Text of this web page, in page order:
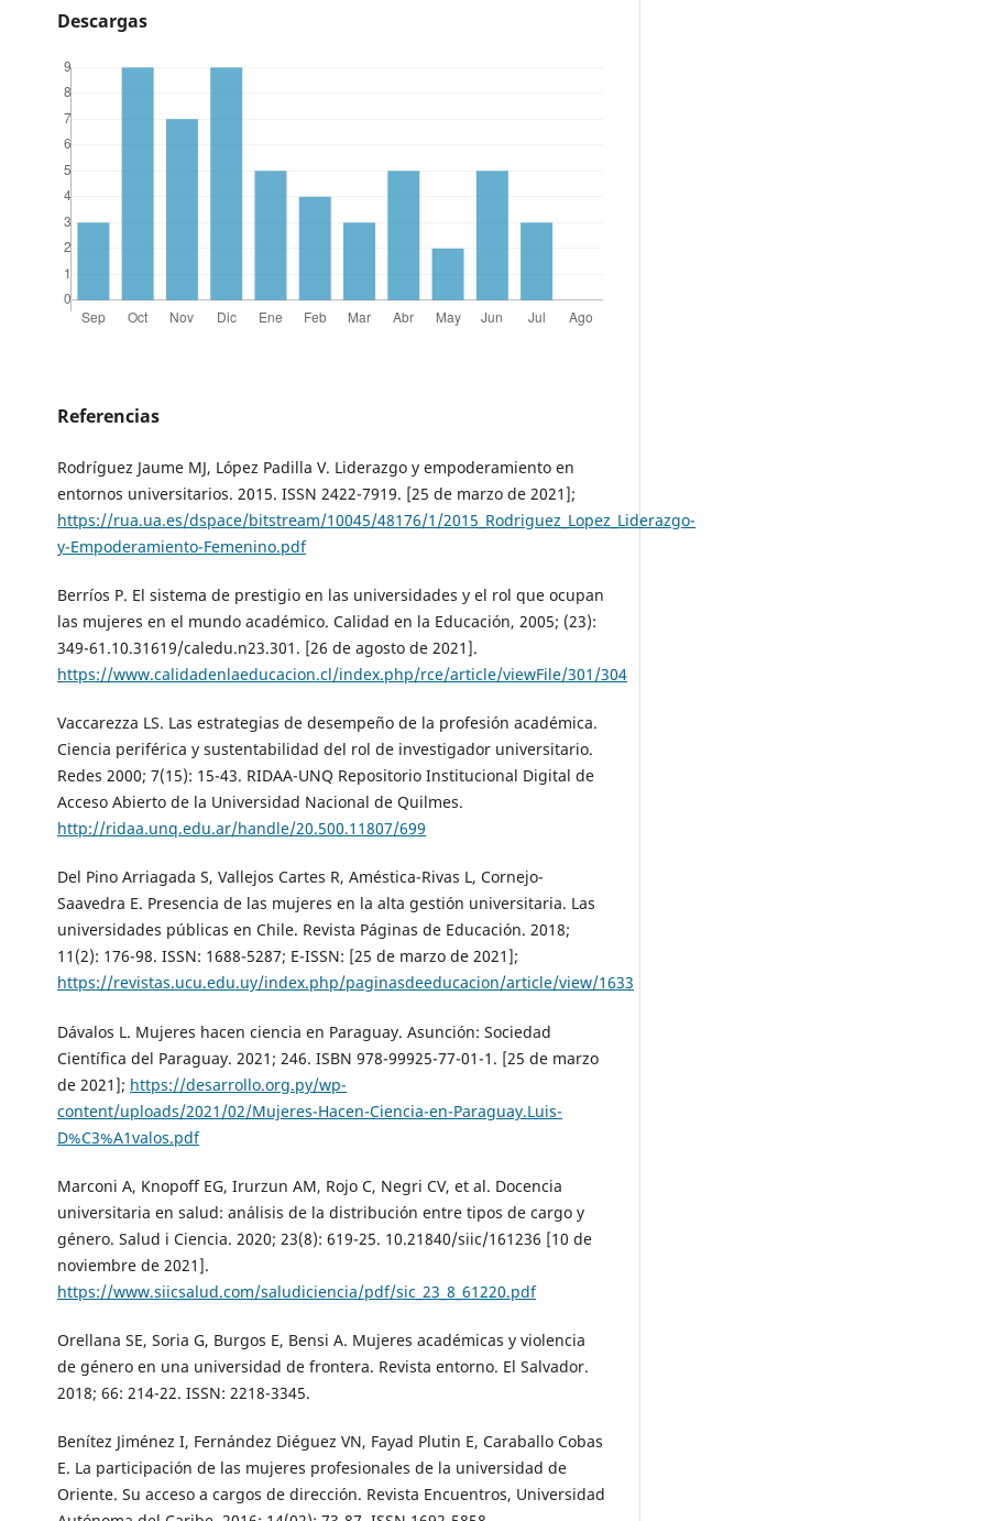
Descargas
Referencias
Rodríguez Jaume MJ, López Padilla V. Liderazgo y empoderamiento en
entornos universitarios. 2015. ISSN 2422-7919. [25 de marzo de 2021];
https://rua.ua.es/dspace/bitstream/10045/48176/1/2015_Rodriguez_Lopez_Liderazgo-
y-Empoderamiento-Femenino.pdf
Berríos P. El sistema de prestigio en las universidades y el rol que ocupan
las mujeres en el mundo académico. Calidad en la Educación, 2005; (23):
349-61.10.31619/caledu.n23.301. [26 de agosto de 2021].
https://www.calidadenlaeducacion.cl/index.php/rce/article/viewFile/301/304
Vaccarezza LS. Las estrategias de desempeño de la profesión académica.
Ciencia periférica y sustentabilidad del rol de investigador universitario.
Redes 2000; 7(15): 15-43. RIDAA-UNQ Repositorio Institucional Digital de
Acceso Abierto de la Universidad Nacional de Quilmes.
http://ridaa.unq.edu.ar/handle/20.500.11807/699
Del Pino Arriagada S, Vallejos Cartes R, Améstica-Rivas L, Cornejo-
Saavedra E. Presencia de las mujeres en la alta gestión universitaria. Las
universidades públicas en Chile. Revista Páginas de Educación. 2018;
11(2): 176-98. ISSN: 1688-5287; E-ISSN: [25 de marzo de 2021];
https://revistas.ucu.edu.uy/index.php/paginasdeeducacion/article/view/1633
Dávalos L. Mujeres hacen ciencia en Paraguay. Asunción: Sociedad
Científica del Paraguay. 2021; 246. ISBN 978-99925-77-01-1. [25 de marzo
de 2021]; https://desarrollo.org.py/wp-
content/uploads/2021/02/Mujeres-Hacen-Ciencia-en-Paraguay.Luis-
D%C3%A1valos.pdf
Marconi A, Knopoff EG, Irurzun AM, Rojo C, Negri CV, et al. Docencia
universitaria en salud: análisis de la distribución entre tipos de cargo y
género. Salud i Ciencia. 2020; 23(8): 619-25. 10.21840/siic/161236 [10 de
noviembre de 2021].
https://www.siicsalud.com/saludiciencia/pdf/sic_23_8_61220.pdf
Orellana SE, Soria G, Burgos E, Bensi A. Mujeres académicas y violencia
de género en una universidad de frontera. Revista entorno. El Salvador.
2018; 66: 214-22. ISSN: 2218-3345.
Benítez Jiménez I, Fernández Diéguez VN, Fayad Plutin E, Caraballo Cobas
E. La participación de las mujeres profesionales de la universidad de
Oriente. Su acceso a cargos de dirección. Revista Encuentros, Universidad